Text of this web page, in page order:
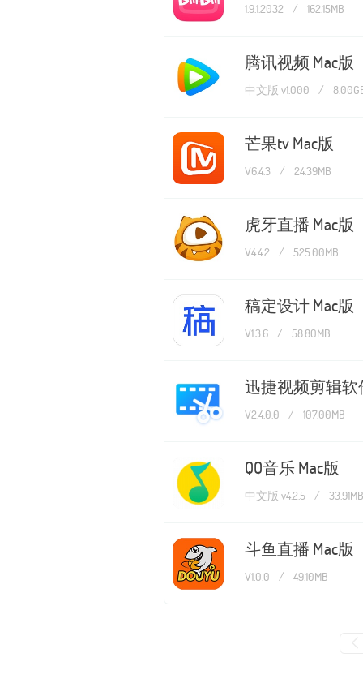
1.9.1.2032 / 162.15MB
腾讯视频 Mac版
中文版 v1.000 /
芒果tv Mac版
V6.4.3 / 24.39MB
虎牙直播 Mac版
V4.4.2 / 525.00MB
稿定设计 Mac版
V1.3.6 / 58.80MB
迅捷视频剪辑软
V2.4.0.0 / 107.00MB
QQ音乐 Mac版
中文版 v4.2.5 / 33.91MB
斗鱼直播 Mac版
V1.0.0 / 49.10MB